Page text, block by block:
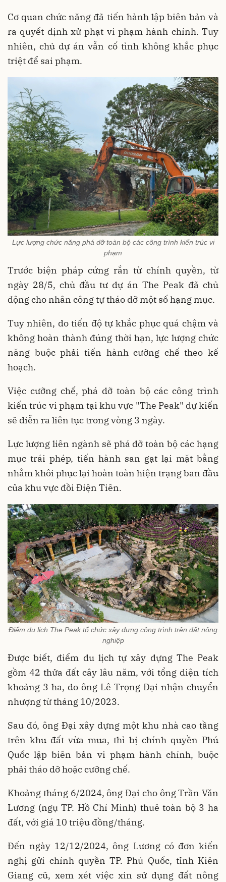
Cơ quan chức năng đã tiến hành lập biên bản và
ra quyết định xử phạt vi phạm hành chính. Tuy
nhiên, chủ dự án vẫn cố tình không khắc phục
triệt để sai phạm.
Lực lượng chức năng phá dỡ toàn bộ các công trình kiến trúc vi
phạm
Trước biện pháp cứng rắn từ chính quyền, từ
ngày 28/5, chủ đầu tư dự án The Peak đã chủ
động cho nhân công tự tháo dỡ một số hạng mục.
Tuy nhiên, do tiến độ tự khắc phục quá chậm và
không hoàn thành đúng thời hạn, lực lượng chức
năng buộc phải tiến hành cưỡng chế theo kế
hoạch.
Việc cưỡng chế, phá dỡ toàn bộ các công trình
kiến trúc vi phạm tại khu vực "The Peak" dự kiến
sẽ diễn ra liên tục trong vòng 3 ngày.
Lực lượng liên ngành sẽ phá dỡ toàn bộ các hạng
mục trái phép, tiến hành san gạt lại mặt bằng
nhằm khôi phục lại hoàn toàn hiện trạng ban đầu
của khu vực đồi Điện Tiên.
Điểm du lịch The Peak tổ chức xây dựng công trình trên đất nông
nghiệp
Được biết, điểm du lịch tự xây dựng The Peak
gồm 42 thửa đất cây lâu năm, với tổng diện tích
khoảng 3 ha, do ông Lê Trọng Đại nhận chuyển
nhượng từ tháng 10/2023.
Sau đó, ông Đại xây dựng một khu nhà cao tầng
trên khu đất vừa mua, thì bị chính quyền Phú
Quốc lập biên bản vi phạm hành chính, buộc
phải tháo dỡ hoặc cưỡng chế.
Khoảng tháng 6/2024, ông Đại cho ông Trần Văn
Lương (ngụ TP. Hồ Chí Minh) thuê toàn bộ 3 ha
đất, với giá 10 triệu đồng/tháng.
Đến ngày 12/12/2024, ông Lương có đơn kiến
nghị gửi chính quyền TP. Phú Quốc, tỉnh Kiên
Giang cũ, xem xét việc xin sử dụng đất nông